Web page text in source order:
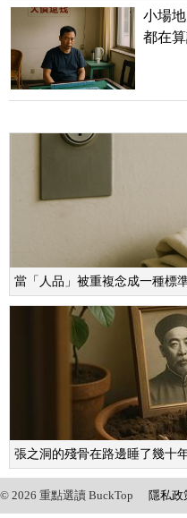
小場
都在
當「人品」被重複念成一種標
張之洞的殘骨在路邊睡了幾十
© 2026 重點選讀 BuckTop 隱私政